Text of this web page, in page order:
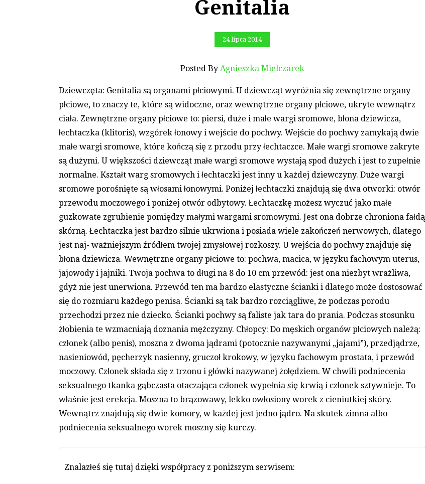
Genitalia
24 lipca 2014
Posted By Agnieszka Mielczarek
Dziewczęta: Genitalia są organami płciowymi. U dziewcząt wyróżnia się zewnętrzne organy
płciowe, to znaczy te, które są widoczne, oraz wewnętrzne organy płciowe, ukryte wewnątrz
ciała. Zewnętrzne organy płciowe to: piersi, duże i małe wargi sromowe, błona dziewicza,
łechtaczka (klitoris), wzgórek łonowy i wejście do pochwy. Wejście do pochwy zamykają dwie
małe wargi sromowe, które kończą się z przodu przy łechtaczce. Małe wargi sromowe zakryte
są dużymi. U większości dziewcząt małe wargi sromowe wystają spod dużych i jest to zupełnie
normalne. Kształt warg sromowych i łechtaczki jest inny u każdej dziewczyny. Duże wargi
sromowe porośnięte są włosami łonowymi. Poniżej łechtaczki znajdują się dwa otworki: otwór
przewodu moczowego i poniżej otwór odbytowy. Łechtaczkę możesz wyczuć jako małe
guzkowate zgrubienie pomiędzy małymi wargami sromowymi. Jest ona dobrze chroniona fałdą
skórną. Łechtaczka jest bardzo silnie ukrwiona i posiada wiele zakończeń nerwowych, dlatego
jest naj- ważniejszym źródłem twojej zmysłowej rozkoszy. U wejścia do pochwy znajduje się
błona dziewicza. Wewnętrzne organy płciowe to: pochwa, macica, w języku fachowym uterus,
jajowody i jajniki. Twoja pochwa to długi na 8 do 10 cm przewód: jest ona niezbyt wrażliwa,
gdyż nie jest unerwiona. Przewód ten ma bardzo elastyczne ścianki i dlatego może dostosować
się do rozmiaru każdego penisa. Ścianki są tak bardzo rozciągliwe, że podczas porodu
przechodzi przez nie dziecko. Ścianki pochwy są faliste jak tara do prania. Podczas stosunku
żłobienia te wzmacniają doznania mężczyzny. Chłopcy: Do męskich organów płciowych należą:
członek (albo penis), moszna z dwoma jądrami (potocznie nazywanymi „jajami”), przedjądrze,
nasieniowód, pęcherzyk nasienny, gruczoł krokowy, w języku fachowym prostata, i przewód
moczowy. Członek składa się z trzonu i główki nazywanej żołędziem. W chwili podniecenia
seksualnego tkanka gąbczasta otaczająca członek wypełnia się krwią i członek sztywnieje. To
właśnie jest erekcja. Moszna to brązowawy, lekko owłosiony worek z cieniutkiej skóry.
Wewnątrz znajdują się dwie komory, w każdej jest jedno jądro. Na skutek zimna albo
podniecenia seksualnego worek moszny się kurczy.
Znalazłeś się tutaj dzięki współpracy z poniższym serwisem: